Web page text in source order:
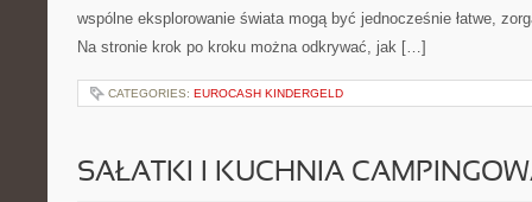
wspólne eksplorowanie świata mogą być jednocześnie łatwe,
Na stronie krok po kroku można odkrywać, jak […]
CATEGORIES: EUROCASH KINDERGELD
SAŁATKI I KUCHNIA